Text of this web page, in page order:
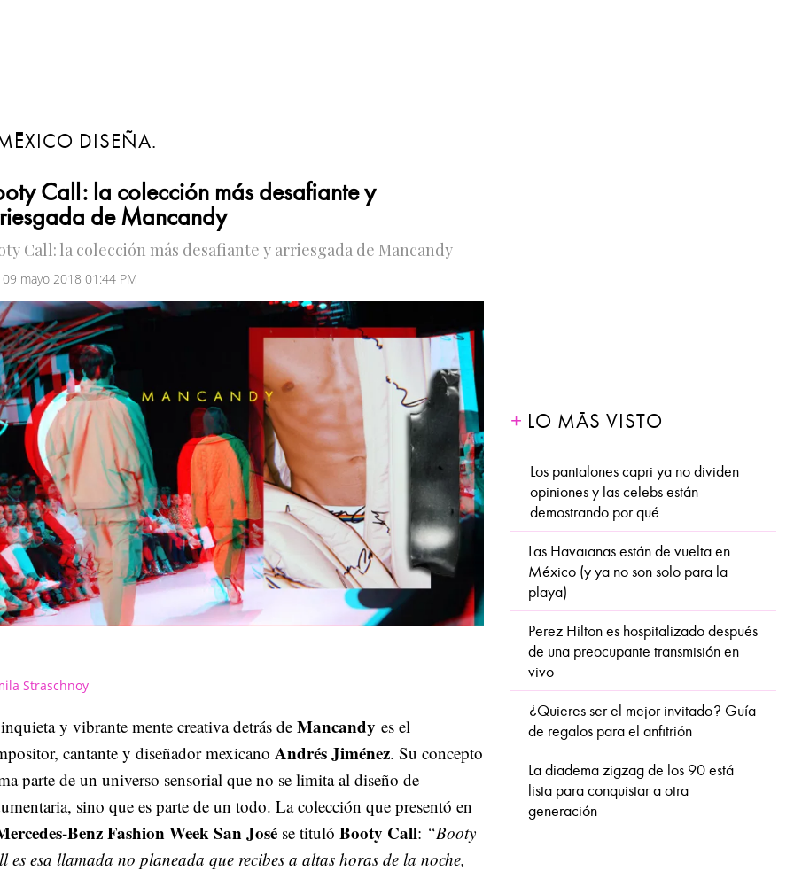
DISEÑA.
Call: la colección más desafiante y
de Mancandy
Call: la colección más desafiante y arriesgada de Mancandy
mayo 2018 01:44 PM
Straschnoy
y vibrante mente creativa detrás de Mancandy es el
cantante y diseñador mexicano Andrés Jiménez. Su concepto
parte de un universo sensorial que no se limita al diseño de
sino que es parte de un todo. La colección que presentó en
Benz Fashion Week San José se tituló Booty Call: “Booty
es esa llamada no planeada que recibes a altas horas de la noche,
LO MÁS VISTO
Los pantalones capri ya no dividen
opiniones y las celebs están
demostrando por qué
Las Havaianas están de vuelta en
México (y ya no son solo para la
playa)
Perez Hilton es hospitalizado después
de una preocupante transmisión en
vivo
¿Quieres ser el mejor invitado? Guía
de regalos para el anfitrión
La diadema zigzag de los 90 está
lista para conquistar a otra
generación